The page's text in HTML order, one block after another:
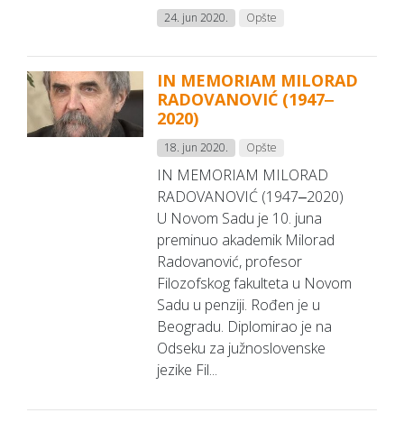
24. jun 2020. Opšte
IN MEMORIAM MILORAD
RADOVANOVIĆ (1947‒
2020)
18. jun 2020. Opšte
IN MEMORIAM MILORAD
RADOVANOVIĆ (1947‒2020)
U Novom Sadu je 10. juna
preminuo akademik Milorad
Radovanović, profesor
Filozofskog fakulteta u Novom
Sadu u penziji. Rođen je u
Beogradu. Diplomirao je na
Odseku za južnoslovenske
jezike Fil...